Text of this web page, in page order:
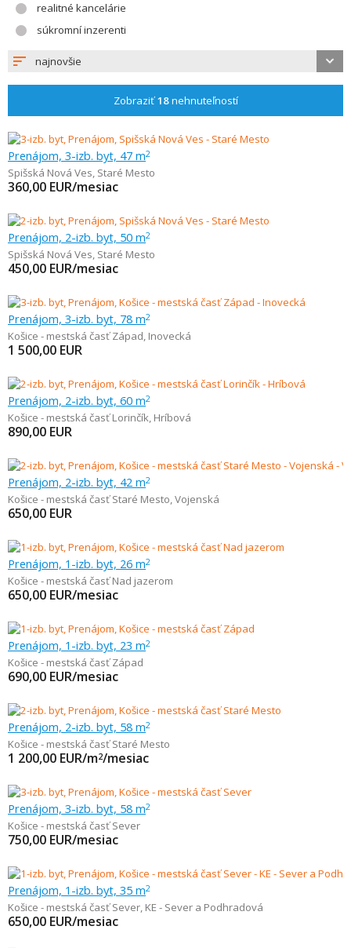
realitné kancelárie
súkromní inzerenti
najnovšie
Zobraziť18nehnuteľností
Prenájom, 3-izb. byt, 47 m2
Spišská Nová Ves, Staré Mesto
360,00 EUR/mesiac
Prenájom, 2-izb. byt, 50 m2
Spišská Nová Ves, Staré Mesto
450,00 EUR/mesiac
Prenájom, 3-izb. byt, 78 m2
Košice - mestská časť Západ, Inovecká
1 500,00 EUR
Prenájom, 2-izb. byt, 60 m2
Košice - mestská časť Lorinčík, Hríbová
890,00 EUR
Prenájom, 2-izb. byt, 42 m2
Košice - mestská časť Staré Mesto,Vojenská
650,00 EUR
Prenájom, 1-izb. byt, 26 m2
Košice - mestská časť Nad jazerom
650,00 EUR/mesiac
Prenájom, 1-izb. byt, 23 m2
Košice - mestská časť Západ
690,00 EUR/mesiac
Prenájom, 2-izb. byt, 58 m2
Košice - mestská časť Staré Mesto
1 200,00 EUR/m2/mesiac
Prenájom, 3-izb. byt, 58 m2
Košice - mestská časť Sever
750,00 EUR/mesiac
Prenájom, 1-izb. byt, 35 m2
Košice - mestská časť Sever, KE - Sever a Podhradová
650,00 EUR/mesiac